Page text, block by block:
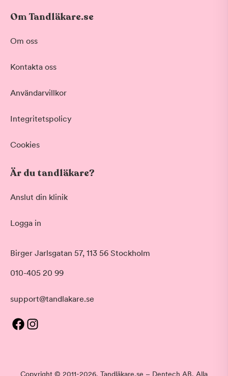
Om Tandläkare.se
Om oss
Kontakta oss
Användarvillkor
Integritetspolicy
Cookies
Är du tandläkare?
Anslut din klinik
Logga in
Birger Jarlsgatan 57, 113 56 Stockholm
010-405 20 99
support@tandlakare.se
Copyright © 2011-2026. Tandläkare.se – Dentech AB. Alla